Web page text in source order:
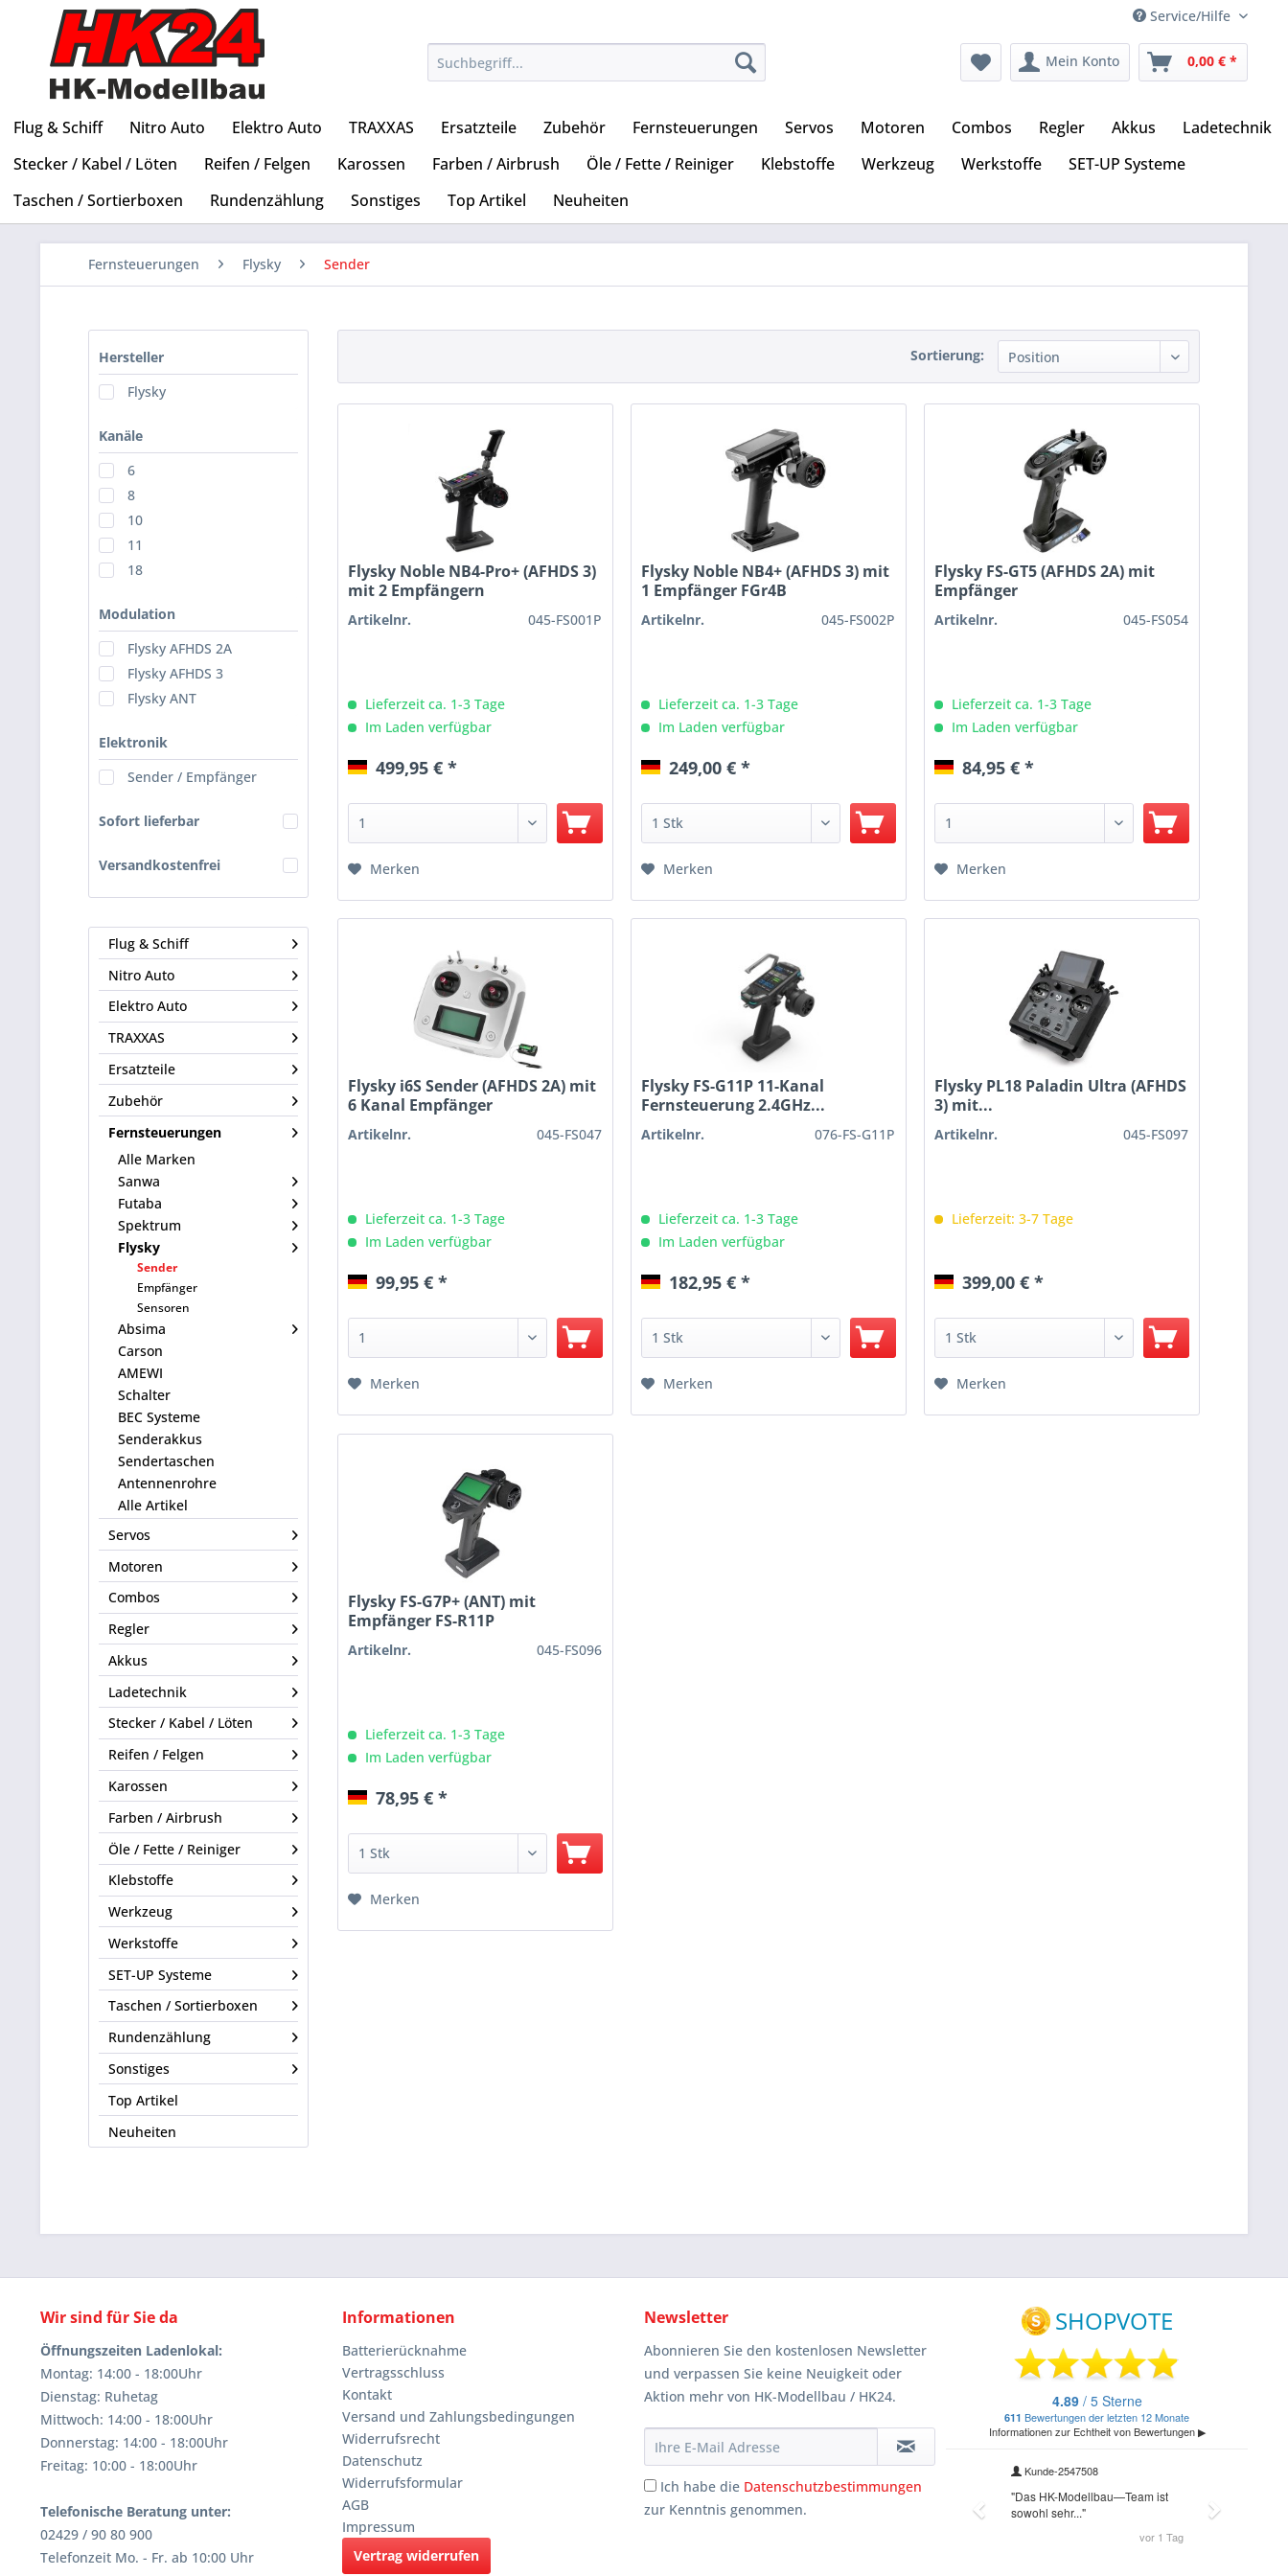
Service/Hilfe
Mein Konto 0,00 € *
Flug & Schiff Nitro Auto Elektro Auto TRAXXAS Ersatzteile Zubehör Fernsteuerungen Servos Motoren Combos Regler Akkus
Ladetechnik
Stecker / Kabel / Löten
Reifen / Felgen Karossen Farben / Airbrush Öle / Fette / Reiniger Klebstoffe Werkzeug Werkstoffe
SET-UP Systeme
Taschen / Sortierboxen
Rundenzählung Sonstiges Top Artikel Neuheiten
Fernsteuerungen Flysky Sender
Hersteller
Flysky
Kanäle
6
8
10
11
18
Modulation
Flysky AFHDS 2A
Flysky AFHDS 3
Flysky ANT
Elektronik
Sender / Empfänger
Sofort lieferbar
Versandkostenfrei
Flug & Schiff
Nitro Auto
Elektro Auto
TRAXXAS
Ersatzteile
Zubehör
Fernsteuerungen
Alle Marken
Sanwa
Futaba
Spektrum
Flysky
Sender
Empfänger
Sensoren
Absima
Carson
AMEWI
Schalter
BEC Systeme
Senderakkus
Sendertaschen
Antennenrohre
Alle Artikel
Servos
Motoren
Combos
Regler
Akkus
Ladetechnik
Stecker / Kabel / Löten
Reifen / Felgen
Karossen
Farben / Airbrush
Öle / Fette / Reiniger
Klebstoffe
Werkzeug
Werkstoffe
SET-UP Systeme
Taschen / Sortierboxen
Rundenzählung
Sonstiges
Top Artikel
Neuheiten
Sortierung:
Flysky Noble NB4-Pro+ (AFHDS 3)
mit 2 Empfängern
Artikelnr. 045-FS001P
Lieferzeit ca. 1-3 Tage
Im Laden verfügbar
499,95 € *
Merken
Flysky Noble NB4+ (AFHDS 3) mit
1 Empfänger FGr4B
Artikelnr. 045-FS002P
Lieferzeit ca. 1-3 Tage
Im Laden verfügbar
249,00 € *
Merken
Flysky FS-GT5 (AFHDS 2A) mit
Empfänger
Artikelnr. 045-FS054
Lieferzeit ca. 1-3 Tage
Im Laden verfügbar
84,95 € *
Merken
Flysky i6S Sender (AFHDS 2A) mit
6 Kanal Empfänger
Artikelnr. 045-FS047
Lieferzeit ca. 1-3 Tage
Im Laden verfügbar
99,95 € *
Merken
Flysky FS-G11P 11-Kanal
Fernsteuerung 2.4GHz...
Artikelnr. 076-FS-G11P
Lieferzeit ca. 1-3 Tage
Im Laden verfügbar
182,95 € *
Merken
Flysky PL18 Paladin Ultra (AFHDS
3) mit...
Artikelnr. 045-FS097
Lieferzeit: 3-7 Tage
399,00 € *
Merken
Flysky FS-G7P+ (ANT) mit
Empfänger FS-R11P
Artikelnr. 045-FS096
Lieferzeit ca. 1-3 Tage
Im Laden verfügbar
78,95 € *
Merken
Wir sind für Sie da
Öffnungszeiten Ladenlokal:
Montag: 14:00 - 18:00Uhr
Dienstag: Ruhetag
Mittwoch: 14:00 - 18:00Uhr
Donnerstag: 14:00 - 18:00Uhr
Freitag: 10:00 - 18:00Uhr
Telefonische Beratung unter:
02429 / 90 80 900
Telefonzeit Mo. - Fr. ab 10:00 Uhr
Informationen
Batterierücknahme
Vertragsschluss
Kontakt
Versand und Zahlungsbedingungen
Widerrufsrecht
Datenschutz
Widerrufsformular
AGB
Impressum
Vertrag widerrufen
Newsletter
Abonnieren Sie den kostenlosen Newsletter
und verpassen Sie keine Neuigkeit oder
Aktion mehr von HK-Modellbau / HK24.
Ich habe die Datenschutzbestimmungen
zur Kenntnis genommen.